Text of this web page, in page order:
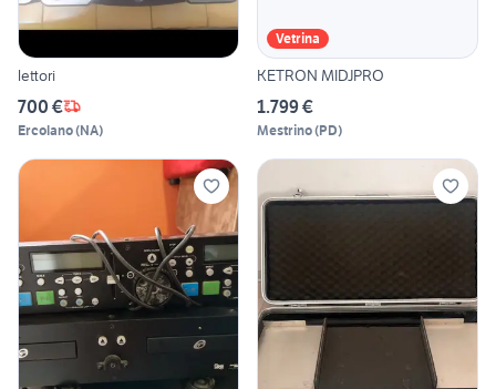
lettori
700 €
Ercolano(NA)
Vetrina
KETRON MIDJPRO
1.799 €
Mestrino(PD)